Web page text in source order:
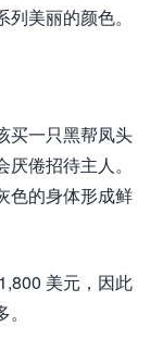
美丽的颜色。
买一只黑帮凤头
倦招待主人。
色的身体形成鲜
美元，因此